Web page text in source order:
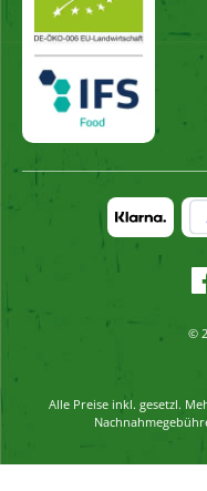
©
Alle Preise inkl. gesetzl.